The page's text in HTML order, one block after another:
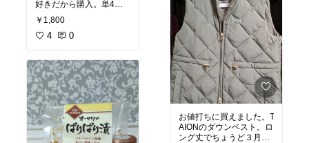
好きだから購入。単4電
池3本必要です。ユラユ
ラ揺れて良い感じ。仏壇
用ですが、桜🌸デザイン
写真 #ローソク #桜 #桜デ
ザイン #キャンドル #安
全
￥1,800
4 0
お値打ちに買えました。T
AIONのダウンベスト。ロ
ング丈でちょうど３月